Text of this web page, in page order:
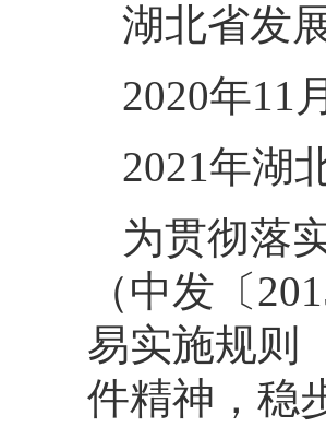
湖北省发
2020年11
2021年湖
为贯彻落
（中发〔
易实施规则
件精神，稳